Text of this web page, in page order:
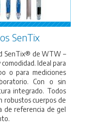
SenTix
SenTix® de WTW –
Ideal para
o para mediciones
Con o sin
integrado. Todos
robustos cuerpos de
de referencia de gel